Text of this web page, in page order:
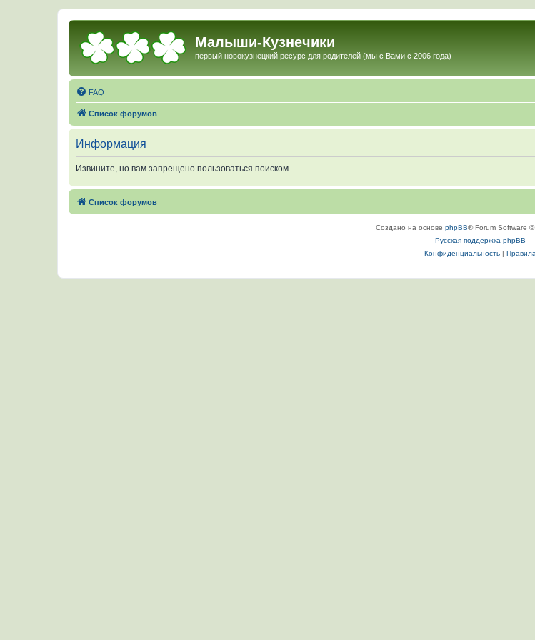
Малыши-Кузнечики
первый новокузнецкий ресурс для родителей (мы с Вами с 2006 года)
FAQ
Список форумов
Информация
Извините, но вам запрещено пользоваться поиском.
Список форумов
Создано на основе phpBB® Forum Software
Русская поддержка phpBB
Конфиденциальность| Правила